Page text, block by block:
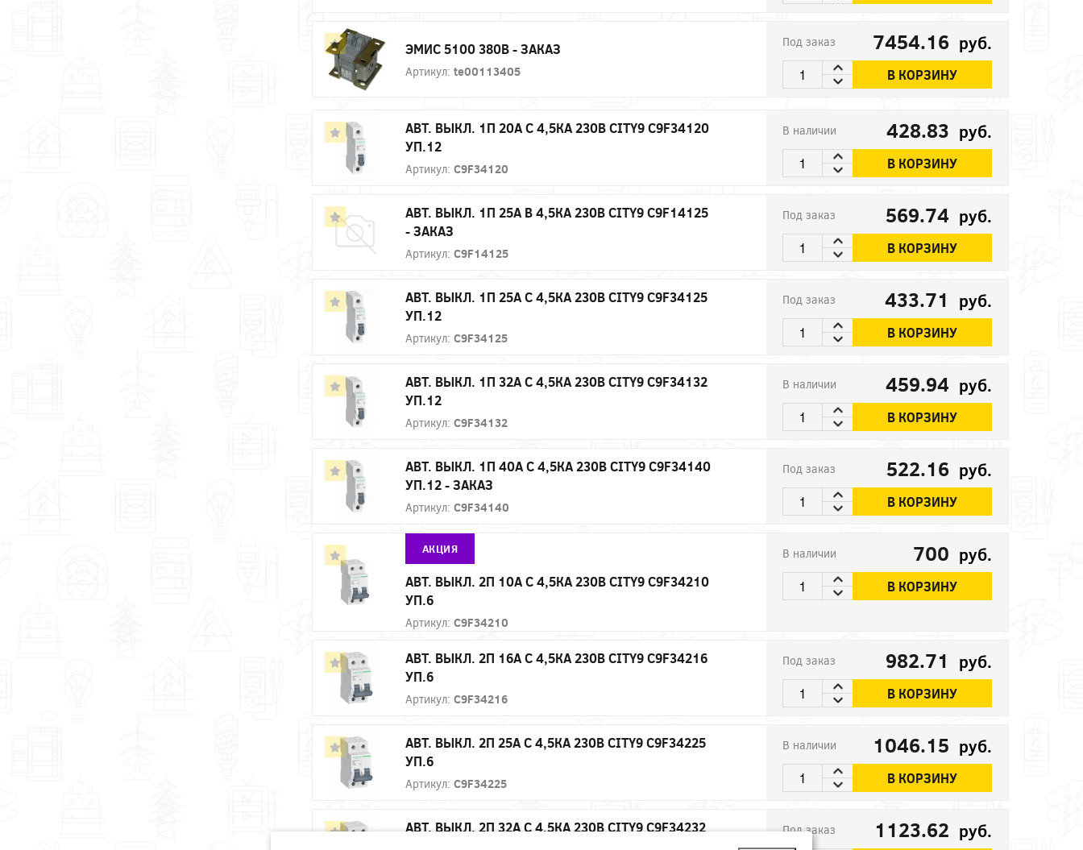
ЭМИС 5100 380В - ЗАКАЗ
Артикул: te00113405
Под заказ 7454.16 руб.
В КОРЗИНУ
АВТ. ВЫКЛ. 1П 20А С 4,5КА 230В CITY9 C9F34120
УП.12
Артикул: C9F34120
В наличии 428.83 руб.
В КОРЗИНУ
АВТ. ВЫКЛ. 1П 25А B 4,5КА 230В CITY9 C9F14125
- ЗАКАЗ
Артикул: C9F14125
Под заказ 569.74 руб.
В КОРЗИНУ
АВТ. ВЫКЛ. 1П 25А С 4,5КА 230В CITY9 C9F34125
УП.12
Артикул: C9F34125
Под заказ 433.71 руб.
В КОРЗИНУ
АВТ. ВЫКЛ. 1П 32А С 4,5КА 230В CITY9 C9F34132
УП.12
Артикул: C9F34132
В наличии 459.94 руб.
В КОРЗИНУ
АВТ. ВЫКЛ. 1П 40А С 4,5КА 230В CITY9 C9F34140
УП.12 - ЗАКАЗ
Артикул: C9F34140
Под заказ 522.16 руб.
В КОРЗИНУ
АКЦИЯ
АВТ. ВЫКЛ. 2П 10А С 4,5КА 230В CITY9 C9F34210
УП.6
Артикул: C9F34210
В наличии 700 руб.
В КОРЗИНУ
АВТ. ВЫКЛ. 2П 16А С 4,5КА 230В CITY9 C9F34216
УП.6
Артикул: C9F34216
Под заказ 982.71 руб.
В КОРЗИНУ
АВТ. ВЫКЛ. 2П 25А С 4,5КА 230В CITY9 C9F34225
УП.6
Артикул: C9F34225
В наличии 1046.15 руб.
В КОРЗИНУ
АВТ. ВЫКЛ. 2П 32А С 4,5КА 230В CITY9 C9F34232
Под заказ 1123.62 руб.